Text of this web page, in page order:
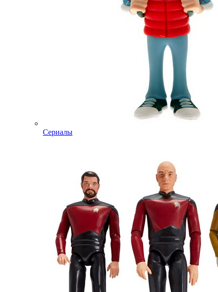
Сериалы